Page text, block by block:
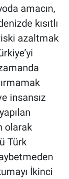
amacın,
kısıtlı
azaltmak
insansız
olarak
Türk
İkinci